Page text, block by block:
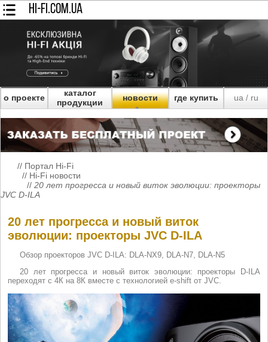
HI-FI.COM.UA
о проекте
каталог
продукции
новости где купить ua/ ru
// Портал Hi-Fi
// Hi-Fi новости
// 20 лет прогресса и новый виток эволюции: проекторы
JVC D-ILA
20 лет прогресса и новый виток
эволюции: проекторы JVC D-ILA
Обзор проекторов JVC D-ILA: DLA-NX9, DLA-N7, DLA-N5
20 лет прогресса и новый виток эволюции: проекторы D-ILA
переходят с 4К на 8К вместе с технологией e-shift от JVC.